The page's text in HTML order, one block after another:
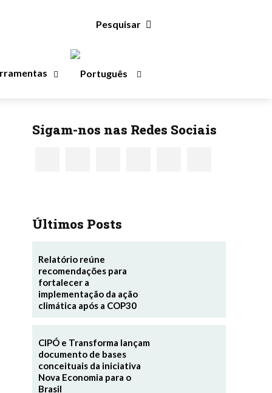
Pesquisar
Sigam-nos nas Redes Sociais
Últimos Posts
Relatório reúne
recomendações para
fortalecer a
implementação da ação
climática após a COP30
CIPÓ e Transforma lançam
documento de bases
conceituais da iniciativa
Nova Economia para o
Brasil